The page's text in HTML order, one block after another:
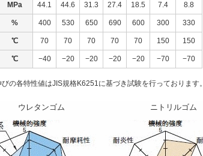
MPa 44.1 44.6 31.3 27.4 18.5 7.4 8.8
% 400 530 650 690 600 300 330
℃ 70 70 70 70 70 150 150
℃ −40 −20 −20 −20 −20 −70 −70
の各特性値はJIS規格K6251に基づき試験を行っております。
ウレタンゴム ニトリルゴム